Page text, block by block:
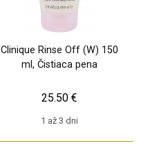
Clinique Rinse Off (W) 150
ml, Čistiaca pena
1 až 3 dni
25.50 €